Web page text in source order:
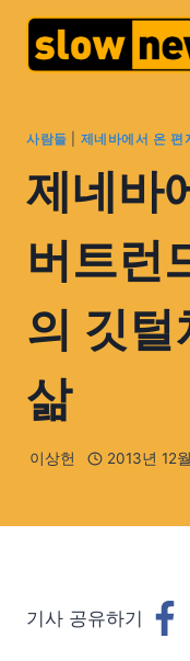
사람들 제네바에서 온 편
제네바
버트런
의 깃털
삶
이상헌 2013년 12
기사 공유하기